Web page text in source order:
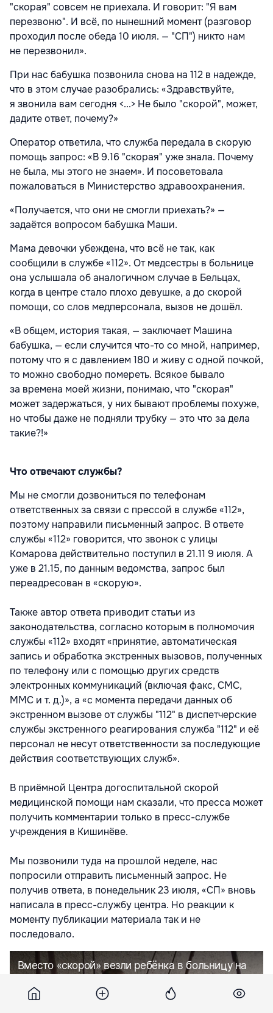
"скорая" совсем не приехала. И говорит: "Я вам
перезвоню". И всё, по нынешний момент (разговор
проходил после обеда 10 июля. — "СП") никто нам
не перезвонил».
При нас бабушка позвонила снова на 112 в надежде,
что в этом случае разобрались: «Здравствуйте,
я звонила вам сегодня <...> Не было "скорой", может,
дадите ответ, почему?»
Оператор ответила, что служба передала в скорую
помощь запрос: «В 9.16 "скорая" уже знала. Почему
не была, мы этого не знаем». И посоветовала
пожаловаться в Министерство здравоохранения.
«Получается, что они не смогли приехать?» —
задаётся вопросом бабушка Маши.
Мама девочки убеждена, что всё не так, как
сообщили в службе «112». От медсестры в больнице
она услышала об аналогичном случае в Бельцах,
когда в центре стало плохо девушке, а до скорой
помощи, со слов медперсонала, вызов не дошёл.
«В общем, история такая, — заключает Машина
бабушка, — если случится что-то со мной, например,
потому что я с давлением 180 и живу с одной почкой,
то можно свободно помереть. Всякое бывало
за времена моей жизни, понимаю, что "скорая"
может задержаться, у них бывают проблемы похуже,
но чтобы даже не подняли трубку — это что за дела
такие?!»
Что отвечают службы?
Мы не смогли дозвониться по телефонам
ответственных за связи с прессой в службе «112»,
поэтому направили письменный запрос. В ответе
службы «112» говорится, что звонок с улицы
Комарова действительно поступил в 21.11 9 июля. А
уже в 21.15, по данным ведомства, запрос был
переадресован в «скорую».
Также автор ответа приводит статьи из
законодательства, согласно которым в полномочия
службы «112» входят «принятие, автоматическая
запись и обработка экстренных вызовов, полученных
по телефону или с помощью других средств
электронных коммуникаций (включая факс, СМС,
ММС и т. д.)», а «с момента передачи данных об
экстренном вызове от службы "112" в диспетчерские
службы экстренного реагирования служба "112" и её
персонал не несут ответственности за последующие
действия соответствующих служб».
В приёмной Центра догоспитальной скорой
медицинской помощи нам сказали, что пресса может
получить комментарии только в пресс-службе
учреждения в Кишинёве.
Мы позвонили туда на прошлой неделе, нас
попросили отправить письменный запрос. Не
получив ответа, в понедельник 23 июля, «СП» вновь
написала в пресс-службу центра. Но реакции к
моменту публикации материала так и не
последовало.